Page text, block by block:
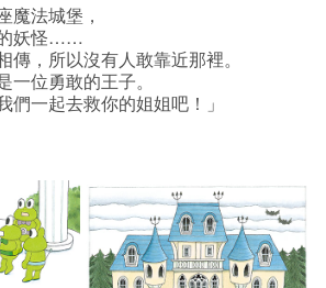
魔法城堡，
妖怪……
傳，所以沒有人敢靠近那裡。
一位勇敢的王子。
們一起去救你的姐姐吧！」